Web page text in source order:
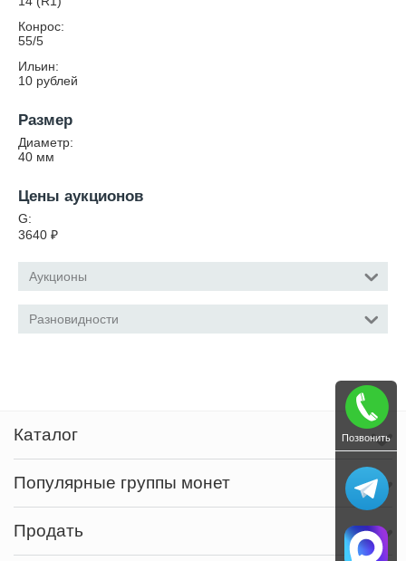
Конрос:
55/5
Ильин:
10 рублей
Размер
Диаметр:
40 мм
Цены аукционов
G:
3640 ₽
Аукционы
Разновидности
Каталог
Популярные группы монет
Продать
Позвонить